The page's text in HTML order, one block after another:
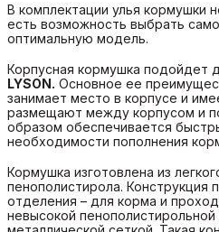
В комплектации улья кормушки
есть возможность выбрать
оптимальную модель.
Корпусная кормушка подойдет
LYSON. Основное ее
занимает место в корпусе и
размещают между корпусом и
образом обеспечивается
необходимости пополнения
Кормушка изготовлена из
пенополистирола. Конструкция
отделения – для корма и
невысокой